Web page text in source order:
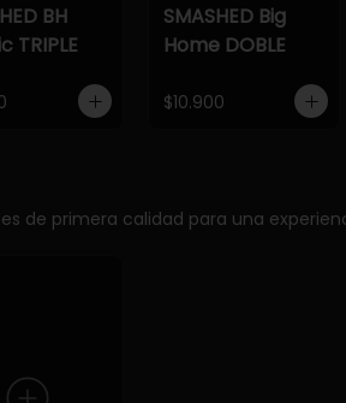
BH
TRIPLE
SMASHED Big
Home DOBLE
$10.900
de primera calidad para una